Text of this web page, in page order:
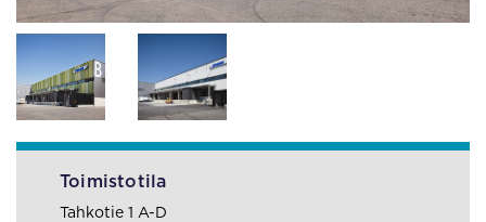
Toimistotila
Tahkotie 1 A-D